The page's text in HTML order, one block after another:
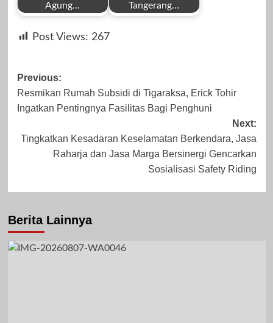
Oktober 21, 2025 Juni 3, 2025
Agung…
Redaksi
2023
Tangerang…
Redaksi
2023
Post Views: 267
Post
navigation
Previous:
Resmikan Rumah Subsidi di Tigaraksa, Erick Tohir
Ingatkan Pentingnya Fasilitas Bagi Penghuni
Next:
Tingkatkan Kesadaran Keselamatan Berkendara, Jasa
Raharja dan Jasa Marga Bersinergi Gencarkan
Sosialisasi Safety Riding
Berita Lainnya